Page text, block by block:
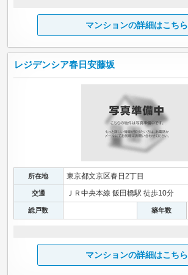
マンションの詳細はこちら
レジデンシア春日安藤坂
所在地 東京都文京区春日2丁目
交通 ＪＲ中央本線 飯田橋駅 徒歩10分
総戸数 築年数
マンションの詳細はこちら